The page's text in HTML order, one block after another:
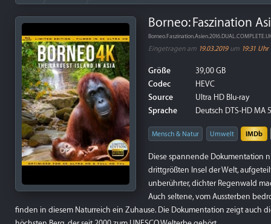
Borneo: Faszination
Eingetragen am 19.03.2019um 19:31 Uhr
Größe
39,00 GB
Codec
HEVC
Source
Ultra HD Blu-ray
Sprache
Deutsch DTS-HD MA
Mensch & Natur Umwelt IMDb
Diese spannende Dokumentation
drittgrößten Insel der Welt,
unberührter, dichter Regenwald
Auch seltene, vom Aussterben
finden in diesem Naturreich ein Zuhause. Die Dokumentation zeigt auch